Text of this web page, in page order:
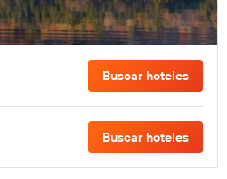
Buscar hoteles
Buscar hoteles